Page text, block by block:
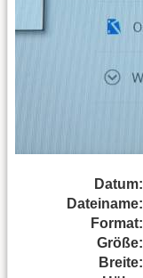
Datum:
Dateiname:
Format:
Größe:
Breite: